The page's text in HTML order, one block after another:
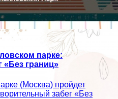
парке:
«Без границ»
(Москва) пройдет
забег «Без